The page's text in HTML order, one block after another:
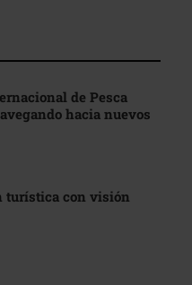
de Pesca
hacia nuevos
turística con visión